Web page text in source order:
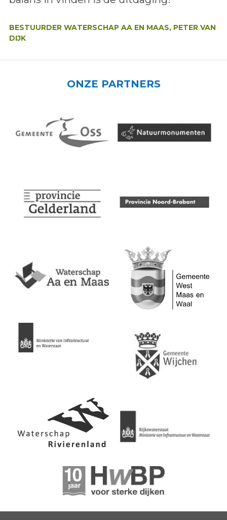
BESTUURDER WATERSCHAP AA EN MAAS, PETER VAN
DIJK
ONZE PARTNERS